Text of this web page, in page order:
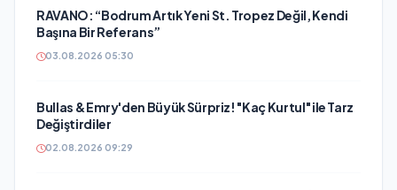
RAVANO: “Bodrum Artık Yeni St. Tropez Değil, Kendi
Başına Bir Referans”
03.08.2026 05:30
Bullas & Emry'den Büyük Sürpriz! "Kaç Kurtul" ile Tarz
Değiştirdiler
02.08.2026 09:29